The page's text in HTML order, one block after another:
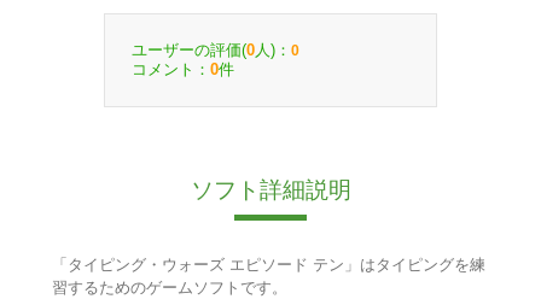
ユーザーの評価(0 人)： 0
コメント： 0件
ソフト詳細説明
「タイピング・ウォーズ エピソード テン」はタイピングを練
習するためのゲームソフトです。